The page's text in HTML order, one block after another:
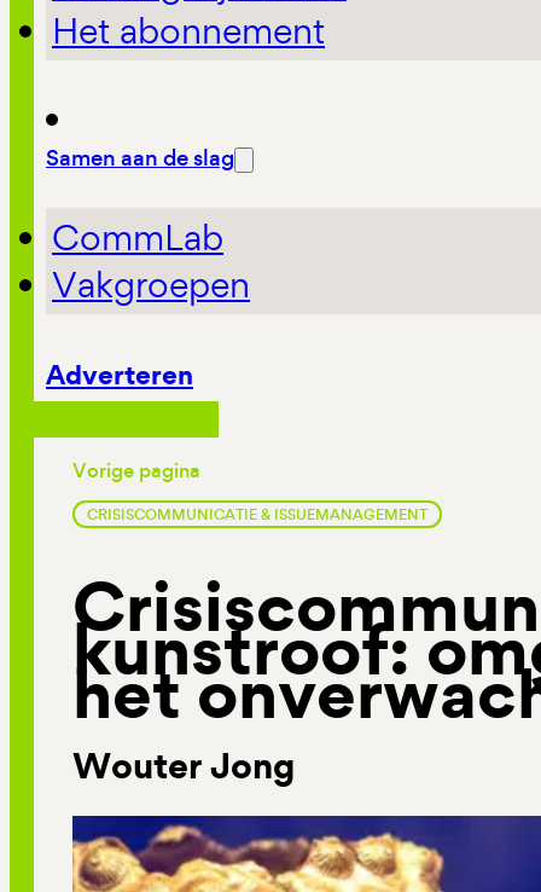
Het abonnement
Samen aan de slag
CommLab
Vakgroepen
Adverteren
Vorige pagina
CRISISCOMMUNICATIE & ISSUEMANAGEMENT
kunstroof:
het
Wouter Jong